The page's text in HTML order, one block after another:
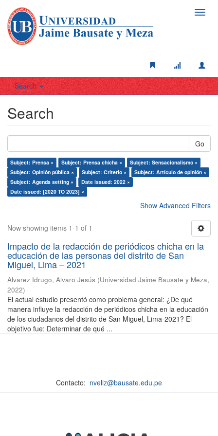
Search
Search
Go
Subject: Prensa × Subject: Prensa chicha ×
Subject: Sensacionalismo ×
Subject: Opinión pública ×
Subject: Criterio ×
Subject: Artículo de opinión ×
Subject: Agenda setting ×
Date issued: 2022 ×
Date issued: [2020 TO 2023] ×
Show Advanced Filters
Now showing items 1-1 of 1
Impacto de la redacción de periódicos chicha en la
educación de las personas del distrito de San
Miguel, Lima – 2021
Alvarez Idrugo, Alvaro Jesús (Universidad Jaime Bausate y Meza,
2022)
El actual estudio presentó como problema general: ¿De qué
manera influye la redacción de periódicos chicha en la educación
de los ciudadanos del distrito de San Miguel, Lima-2021? El
objetivo fue: Determinar de qué ...
Contacto: nveliz@bausate.edu.pe